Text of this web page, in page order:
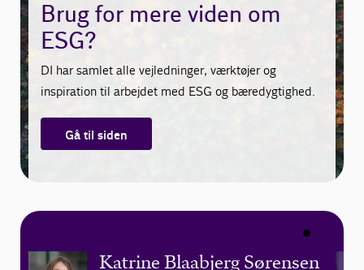
Brug for mere viden om
ESG?
DI har samlet alle vejledninger, værktøjer og
inspiration til arbejdet med ESG og bæredygtighed.
Gå til siden
Katrine Blaabjerg Sørensen